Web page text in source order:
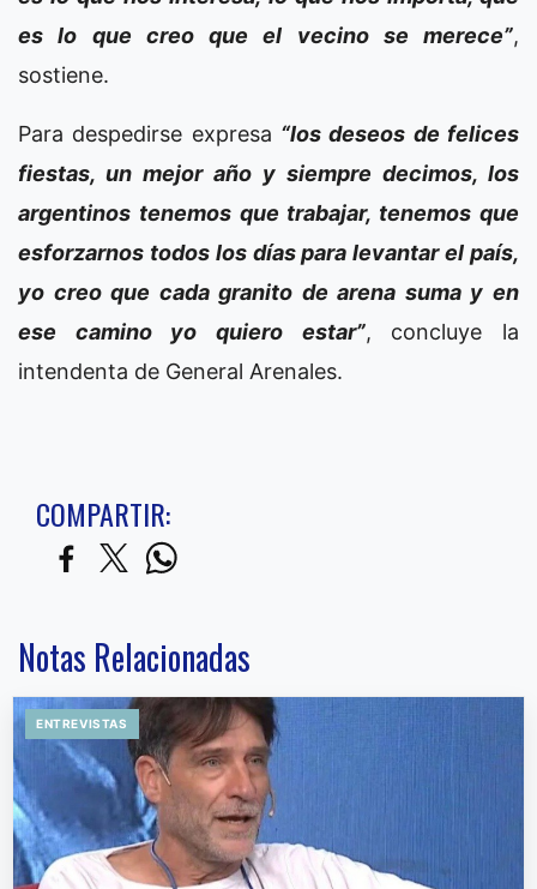
es lo que creo que el vecino se merece”,
sostiene.
Para despedirse expresa “los deseos de felices
fiestas, un mejor año y siempre decimos, los
argentinos tenemos que trabajar, tenemos que
esforzarnos todos los días para levantar el país,
yo creo que cada granito de arena suma y en
ese camino yo quiero estar”, concluye la
intendenta de General Arenales.
COMPARTIR:
Notas Relacionadas
ENTREVISTAS